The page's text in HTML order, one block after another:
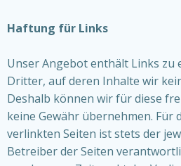
Haftung für Links
Unser Angebot enthält Links zu
Dritter, auf deren Inhalte wir
Deshalb können wir für diese
keine Gewähr übernehmen. Für
verlinkten Seiten ist stets der
Betreiber der Seiten